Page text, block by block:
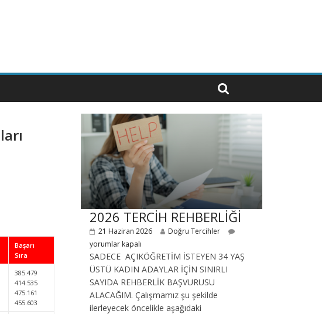
Başarı
Sıra
385.479
414.535
475.161
455.603
2026 TERCİH REHBERLİĞİ
21 Haziran 2026
Doğru Tercihler
yorumlar kapalı
SADECE AÇIKÖĞRETİM İSTEYEN 34 YAŞ
ÜSTÜ KADIN ADAYLAR İÇİN SINIRLI
SAYIDA REHBERLİK BAŞVURUSU
ALACAĞIM. Çalışmamız şu şekilde
ilerleyecek öncelikle aşağıdaki